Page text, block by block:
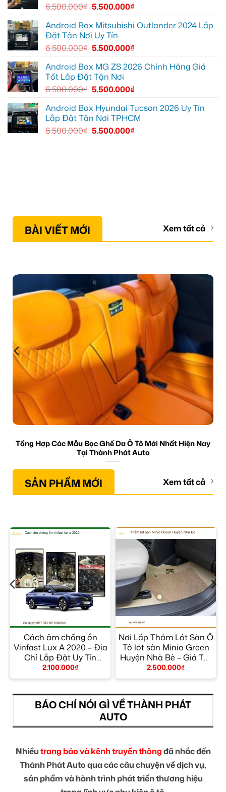
cần
sáng
tốt
hơn
6.500.000₫ 5.500.000₫
Android Box Mitsubishi Outlander 2024 Lắp
Đặt Tận Nơi Uy Tín
6.500.000₫ 5.500.000₫
Android Box MG ZS 2026 Chính Hãng Giá
Tốt Lắp Đặt Tận Nơi
6.500.000₫ 5.500.000₫
Android Box Hyundai Tucson 2026 Uy Tín
Lắp Đặt Tận Nơi TPHCM
6.500.000₫ 5.500.000₫
BÀI VIẾT MỚI Xem tất cả
Tổng Hợp Các Mẫu Bọc Ghế Da Ô Tô Mới Nhất Hiện Nay
Tại Thành Phát Auto
SẢN PHẨM MỚI Xem tất cả
Cách âm chống ồn
Vinfast Lux A 2020 – Địa
Chỉ Lắp Đặt Uy Tín
TPHCM
2.100.000₫
Nơi Lắp Thảm Lót Sàn Ô
Tô lót sàn Minio Green
Huyện Nhà Bè – Giá Tốt
TPHCM
2.500.000₫
BÁO CHÍ NÓI GÌ VỀ THÀNH PHÁT
AUTO
Nhiềutrang báo và kênh truyền thôngđã nhắc đến
Thành Phát Auto qua các câu chuyện về dịch vụ,
sản phẩm và hành trình phát triển thương hiệu